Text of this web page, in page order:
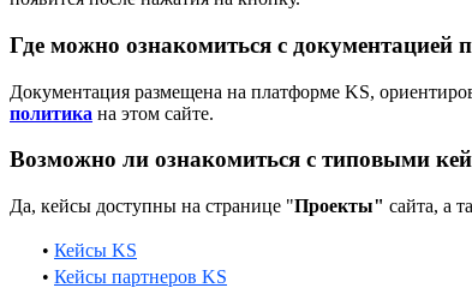
Где можно ознакомиться с документацией
Документация размещена на платформе KS,
политика на этом сайте.
Возможно ли ознакомиться с типовыми
Да, кейсы доступны на странице "Проекты" сайта, а
• Кейсы KS
• Кейсы партнеров KS